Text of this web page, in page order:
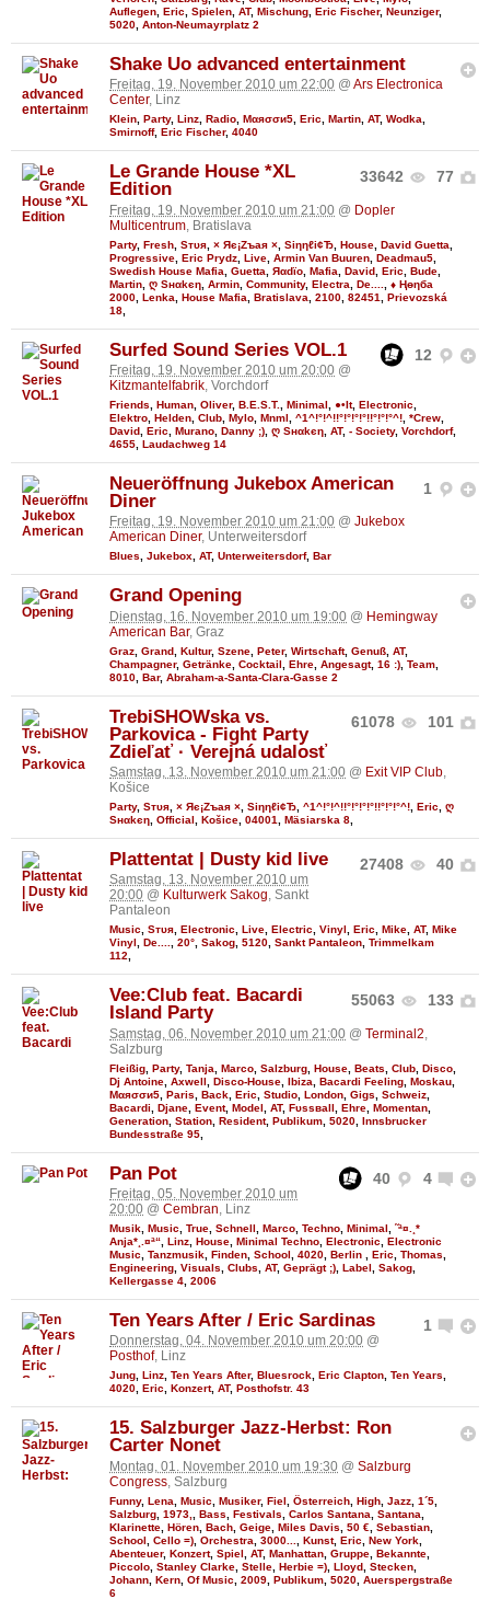
Auflegen Eric Spielen AT, Mischung Eric Fischer, Neunziger,
5020 Anton-Neumayrplatz 2
Shake Uo advanced entertainment
Freitag, 19. November 2010 um 22:00 @ Ars Electronica
Center, Linz
Klein Party, Linz Radio Мαяσσи5 Eric Martin AT, Wodka
Smirnoff, Eric Fischer, 4040
33642 77
Le Grande House *XL
Edition
Freitag, 19. November 2010 um 21:00 @ Dopler
Multicentrum , Bratislava
Party, Fresh Sтυя × Яє¡Zъaя × Siηηℓі¢Ђ House David Guetta
Progressive Eric Prydz Live Armin Van Buuren Deadmau5
Swedish House Mafia
Guetta Яαdϊo Mafia David Eric Bude
Martin ღ Sнαkєη Armin Community, Electra De....
♦ Ңөηба
2000 Lenka House Mafia Bratislava 2100 82451
Prievozská
18
12
Surfed Sound Series VOL.1
Freitag, 19. November 2010 um 20:00 @
Kitzmantelfabrik, Vorchdorf
Friends Human Oliver, B.E.S.T. Minimal ●•It, Electronic
Elektro Helden Club Mylo Mnml ^1^!°!^!!°!°!°!°!!°!°!°^! *Crew
David Eric Murano Danny ;) ღ Sнαkєη AT, - Society, Vorchdorf,
4655 Laudachweg 14
1
Neueröffnung Jukebox American
Diner
Freitag, 19. November 2010 um 21:00 @ Jukebox
American Diner, Unterweitersdorf
Blues, Jukebox, AT, Unterweitersdorf, Bar
Grand Opening
Dienstag, 16. November 2010 um 19:00 @ Hemingway
American Bar, Graz
Graz Grand Kultur, Szene Peter, Wirtschaft, Genuß AT,
Champagner, Getränke Cocktail Ehre Angesagt, 16 :) Team
8010 Bar, Abraham-a-Santa-Clara-Gasse 2
61078 101
TrebiSHOWska vs.
Parkovica - Fight Party
Zdieľať · Verejná udalosť
Samstag, 13. November 2010 um 21:00 @ Exit VIP Club,
Košice
Party, Sтυя × Яє¡Zъaя × Siηηℓі¢Ђ ^1^!°!^!!°!°!°!°!!°!°!°^! Eric
ღ
Sнαkєη Official Košice 04001 Mäsiarska 8
27408 40
Plattentat | Dusty kid live
Samstag, 13. November 2010 um
20:00 @ Kulturwerk Sakog, Sankt
Pantaleon
Music, Sтυя, Electronic, Live, Electric, Vinyl, Eric, Mike, AT, Mike
Vinyl, De...., 20°, Sakog, 5120, Sankt Pantaleon, Trimmelkam
112,
55063 133
Vee:Club feat. Bacardi
Island Party
Samstag, 06. November 2010 um 21:00 @ Terminal2
Salzburg
Fleißig Party, Tanja Marco Salzburg House Beats Club Disco
Dj Antoine Axwell Disco-House Ibiza Bacardi Feeling Moskau
Мαяσσи5 Paris Back Eric Studio London Gigs Schweiz
Bacardi
Djane Event, Model AT, Fυѕѕвall Ehre Momentan
Generation Station Resident, Publikum 5020 Innsbrucker
Bundesstraße 95
40 4
Pan Pot
Freitag, 05. November 2010 um
20:00 @ Cembran, Linz
Musik Music True Schnell Marco Techno Minimal
˜ª¤.¸*
Anja*¸.¤ª“ Linz House Minimal Techno Electronic
Electronic
Music
Tanzmusik Finden School 4020 Berlin Eric Thomas
Engineering Visuals Clubs AT, Geprägt ;) Label Sakog
Kellergasse 4 2006
1
Ten Years After / Eric Sardinas
Donnerstag, 04. November 2010 um 20:00 @
Posthof, Linz
Jung, Linz, Ten Years After, Bluesrock, Eric Clapton, Ten Years,
4020, Eric, Konzert, AT, Posthofstr. 43
15. Salzburger Jazz-Herbst: Ron
Carter Nonet
Montag, 01. November 2010 um 19:30 @ Salzburg
Congress , Salzburg
Funny, Lena Music Musiker, Fiel Österreich High Jazz 1´5
Salzburg 1973, Bass Festivals Carlos Santana Santana
Klarinette Hören Bach Geige Miles Davis 50 € Sebastian
School
Cello =) Orchestra 3000... Kunst, Eric New York
Abenteuer, Konzert, Spiel AT, Manhattan Gruppe Bekannte
Piccolo Stanley Clarke Stelle Herbie =) Lloyd Stecken
Johann Kern Of Music 2009 Publikum 5020 Auerspergstraße
6